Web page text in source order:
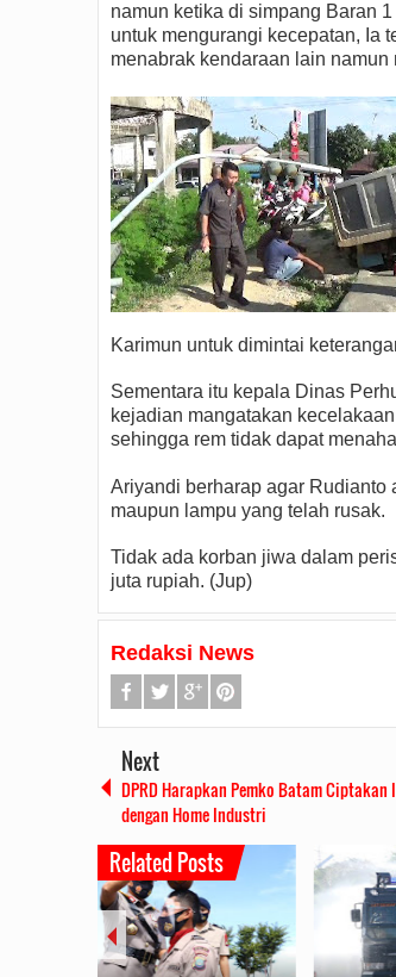
namun ketika di simpang Baran
untuk mengurangi kecepatan, Ia
menabrak kendaraan lain
Karimun untuk dimintai
Sementara itu kepala Dinas
kejadian mangatakan
sehingga rem tidak dapat
Ariyandi berharap agar Rudianto
maupun lampu yang telah rusak.
Tidak ada korban jiwa dalam
juta rupiah. (Jup)
Redaksi News
Next
DPRD Harapkan Pemko Batam
dengan Home Industri
Related Posts